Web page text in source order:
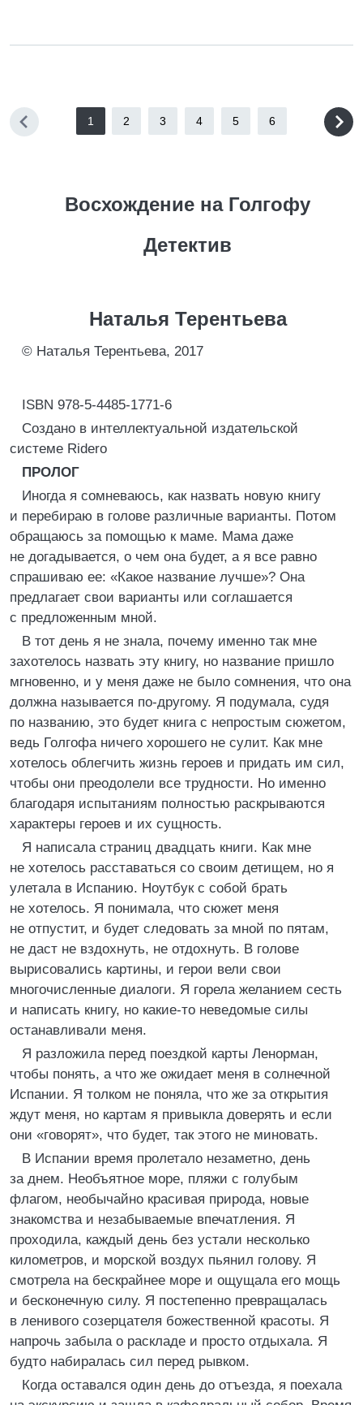
1 2 3 4 5 6
Восхождение на Голгофу
Детектив
Наталья Терентьева
© Наталья Терентьева, 2017
ISBN 978-5-4485-1771-6
Создано в интеллектуальной издательской
системе Ridero
ПРОЛОГ
Иногда я сомневаюсь, как назвать новую книгу
и перебираю в голове различные варианты. Потом
обращаюсь за помощью к маме. Мама даже
не догадывается, о чем она будет, а я все равно
спрашиваю ее: «Какое название лучше»? Она
предлагает свои варианты или соглашается
с предложенным мной.
В тот день я не знала, почему именно так мне
захотелось назвать эту книгу, но название пришло
мгновенно, и у меня даже не было сомнения, что она
должна называется по-другому. Я подумала, судя
по названию, это будет книга с непростым сюжетом,
ведь Голгофа ничего хорошего не сулит. Как мне
хотелось облегчить жизнь героев и придать им сил,
чтобы они преодолели все трудности. Но именно
благодаря испытаниям полностью раскрываются
характеры героев и их сущность.
Я написала страниц двадцать книги. Как мне
не хотелось расставаться со своим детищем, но я
улетала в Испанию. Ноутбук с собой брать
не хотелось. Я понимала, что сюжет меня
не отпустит, и будет следовать за мной по пятам,
не даст не вздохнуть, не отдохнуть. В голове
вырисовались картины, и герои вели свои
многочисленные диалоги. Я горела желанием сесть
и написать книгу, но какие-то неведомые силы
останавливали меня.
Я разложила перед поездкой карты Ленорман,
чтобы понять, а что же ожидает меня в солнечной
Испании. Я толком не поняла, что же за открытия
ждут меня, но картам я привыкла доверять и если
они «говорят», что будет, так этого не миновать.
В Испании время пролетало незаметно, день
за днем. Необъятное море, пляжи с голубым
флагом, необычайно красивая природа, новые
знакомства и незабываемые впечатления. Я
проходила, каждый день без устали несколько
километров, и морской воздух пьянил голову. Я
смотрела на бескрайнее море и ощущала его мощь
и бесконечную силу. Я постепенно превращалась
в ленивого созерцателя божественной красоты. Я
напрочь забыла о раскладе и просто отдыхала. Я
будто набиралась сил перед рывком.
Когда оставался один день до отъезда, я поехала